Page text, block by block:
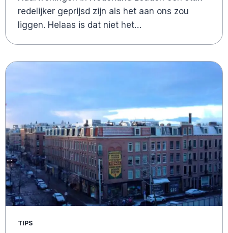
redelijker geprijsd zijn als het aan ons zou
liggen. Helaas is dat niet het…
TIPS